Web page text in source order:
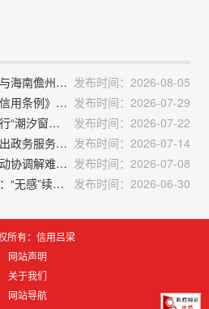
1.信用中国：黑龙江哈尔滨与海南儋州463项政务服务事项实现“跨省通办” 发布时间：2026-08-05
2.信用中国：《福建省社会信用条例》将于9月16日起施行 发布时间：2026-07-29
3.信用中国：福建福清：推行“潮汐窗口”弹性服务模式，让政务服务跟着人群“动”起来
发布时间：2026-07-22
4.信用中国：山东禹城：跑出政务服务“加速度” 发布时间：2026-07-14
5.信用中国：吉林图们：主动协调解难题，便民服务暖人心 发布时间：2026-07-08
6.信用中国：甘肃兰州新区：“无感”续证，“有心”服务
发布时间：2026-06-30
所有：信用吕梁
网站声明
关于我们
网站导航